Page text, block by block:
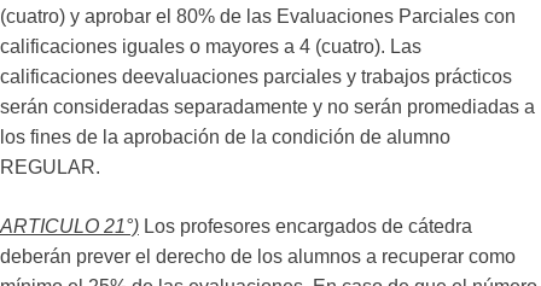
(cuatro) y aprobar el 80% de las Evaluaciones Parciales con
calificaciones iguales o mayores a 4 (cuatro). Las
calificaciones deevaluaciones parciales y trabajos prácticos
serán consideradas separadamente y no serán promediadas a
los fines de la aprobación de la condición de alumno
REGULAR.
ARTICULO 21°) Los profesores encargados de cátedra
deberán prever el derecho de los alumnos a recuperar como